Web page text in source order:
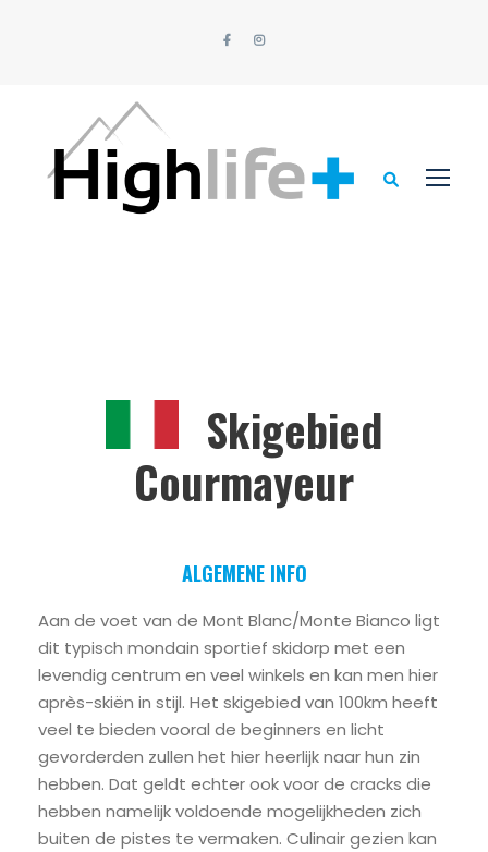
Skigebied
Courmayeur
ALGEMENE INFO
Aan de voet van de Mont Blanc/Monte Bianco ligt
dit typisch mondain sportief skidorp met een
levendig centrum en veel winkels en kan men hier
après-skiën in stijl. Het skigebied van 100km heeft
veel te bieden vooral de beginners en licht
gevorderden zullen het hier heerlijk naar hun zin
hebben. Dat geldt echter ook voor de cracks die
hebben namelijk voldoende mogelijkheden zich
buiten de pistes te vermaken. Culinair gezien kan